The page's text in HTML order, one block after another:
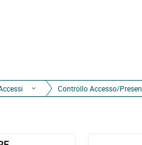
Controllo Accesso/